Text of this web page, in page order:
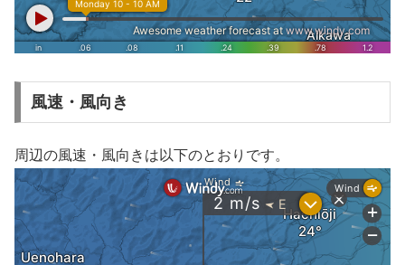
風速・風向き
周辺の風速・風向きは以下のとおりです。